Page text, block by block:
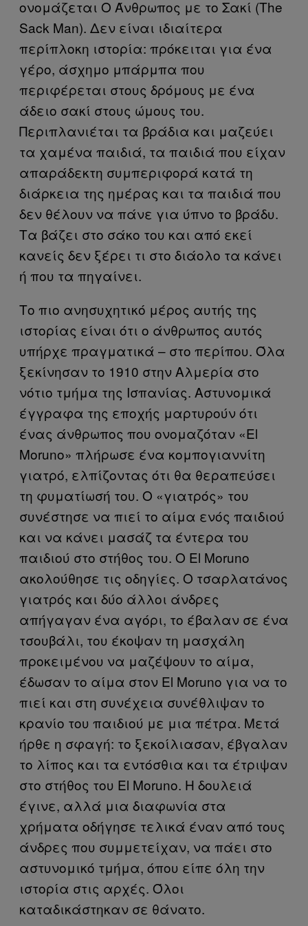
ονομάζεται Ο Άνθρωπος με το Σακί (The
Sack Man). Δεν είναι ιδιαίτερα
περίπλοκη ιστορία: πρόκειται για ένα
γέρο, άσχημο μπάρμπα που
περιφέρεται στους δρόμους με ένα
άδειο σακί στους ώμους του.
Περιπλανιέται τα βράδια και μαζεύει
τα χαμένα παιδιά, τα παιδιά που είχαν
απαράδεκτη συμπεριφορά κατά τη
διάρκεια της ημέρας και τα παιδιά που
δεν θέλουν να πάνε για ύπνο το βράδυ.
Τα βάζει στο σάκο του και από εκεί
κανείς δεν ξέρει τι στο διάολο τα κάνει
ή που τα πηγαίνει.
Το πιο ανησυχητικό μέρος αυτής της
ιστορίας είναι ότι ο άνθρωπος αυτός
υπήρχε πραγματικά – στο περίπου. Όλα
ξεκίνησαν το 1910 στην Αλμερία στο
νότιο τμήμα της Ισπανίας. Αστυνομικά
έγγραφα της εποχής μαρτυρούν ότι
ένας άνθρωπος που ονομαζόταν «El
Moruno» πλήρωσε ένα κομπογιαννίτη
γιατρό, ελπίζοντας ότι θα θεραπεύσει
τη φυματίωσή του. Ο «γιατρός» του
συνέστησε να πιεί το αίμα ενός παιδιού
και να κάνει μασάζ τα έντερα του
παιδιού στο στήθος του. Ο El Moruno
ακολούθησε τις οδηγίες. Ο τσαρλατάνος
γιατρός και δύο άλλοι άνδρες
απήγαγαν ένα αγόρι, το έβαλαν σε ένα
τσουβάλι, του έκοψαν τη μασχάλη
προκειμένου να μαζέψουν το αίμα,
έδωσαν το αίμα στον El Moruno για να το
πιεί και στη συνέχεια συνέθλιψαν το
κρανίο του παιδιού με μια πέτρα. Μετά
ήρθε η σφαγή: το ξεκοίλιασαν, έβγαλαν
το λίπος και τα εντόσθια και τα έτριψαν
στο στήθος του El Moruno. Η δουλειά
έγινε, αλλά μια διαφωνία στα
χρήματα οδήγησε τελικά έναν από τους
άνδρες που συμμετείχαν, να πάει στο
αστυνομικό τμήμα, όπου είπε όλη την
ιστορία στις αρχές. Όλοι
καταδικάστηκαν σε θάνατο.